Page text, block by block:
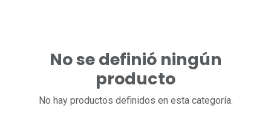
No se definió ningún
producto
No hay productos definidos en esta categoría.